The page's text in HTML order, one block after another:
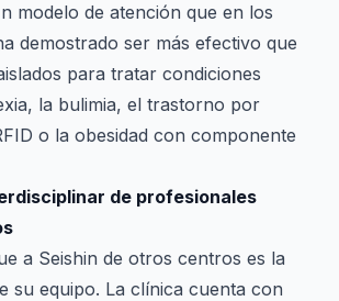
modelo de atención que en los
demostrado ser más efectivo que
para tratar condiciones
la bulimia, el trastorno por
o la obesidad con componente
de profesionales
a Seishin de otros centros es la
su equipo. La clínica cuenta con